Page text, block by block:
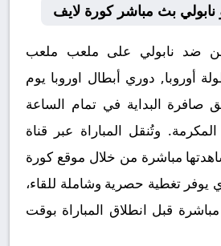
نابولي بث مباشر كورة لايف
ضد نابولي على ملعب ملعب
أوروبا, دوري أبطال اوروبا يوم
وتنطلق صافرة البداية في تمام الساعة
المكرمة. وتُنقل المباراة عبر قناة
مباشرة من خلال موقع كورة
يوفر تغطية حصرية وشاملة للقاء،
قبل انطلاق المباراة بوقت